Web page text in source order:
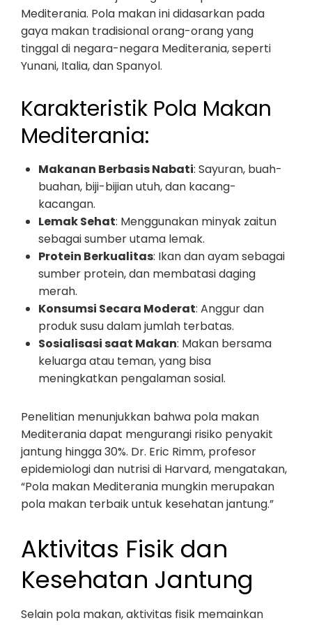
Mediterania. Pola makan ini didasarkan pada
gaya makan tradisional orang-orang yang
tinggal di negara-negara Mediterania, seperti
Yunani, Italia, dan Spanyol.
Karakteristik Pola Makan
Mediterania:
Makanan Berbasis Nabati: Sayuran, buah-
buahan, biji-bijian utuh, dan kacang-
kacangan.
Lemak Sehat: Menggunakan minyak zaitun
sebagai sumber utama lemak.
Protein Berkualitas: Ikan dan ayam sebagai
sumber protein, dan membatasi daging
merah.
Konsumsi Secara Moderat: Anggur dan
produk susu dalam jumlah terbatas.
Sosialisasi saat Makan: Makan bersama
keluarga atau teman, yang bisa
meningkatkan pengalaman sosial.
Penelitian menunjukkan bahwa pola makan
Mediterania dapat mengurangi risiko penyakit
jantung hingga 30%. Dr. Eric Rimm, profesor
epidemiologi dan nutrisi di Harvard, mengatakan,
“Pola makan Mediterania mungkin merupakan
pola makan terbaik untuk kesehatan jantung.”
Aktivitas Fisik dan
Kesehatan Jantung
Selain pola makan, aktivitas fisik memainkan